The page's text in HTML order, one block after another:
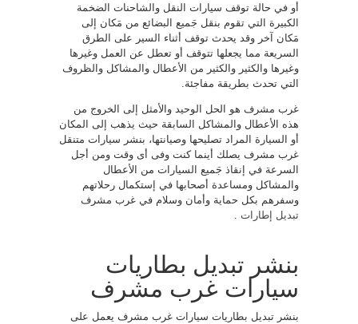
أو في حالة توقف سيارات النقل والشاحنات الضخمة
الكبيرة التي تقوم بنقل جَميع البضائع من مَكان إلى
مَكان آخر وقد يحدث توقف أثناء السير على الطرق
السريعة مما يجعلها تتوقف أو تعطل عن العمل وغيرها
وغيرها والكثير والكثير من الأعطال والمشاكل والظروف
التي تحدث بطريقة مفاجئة.
غرب مشرف هو الحل الوحيد والأمثل إلى الخروج من
هذه الأعطال والمشاكل السابقة حيث يذهب إلى المكان
أو السيارة المراد تصليحها وصيانتها، بنشر سيارات متنقل
غرب مشرف يصلك أينما كنت وفى أى وقت ومن أجل
السرعة في إنقاذ جَميع السيارات من الأعطال
والمشاكل ومساعدة أصحابها في إستكمال رحلاتهم
وسفرهم بكل حماية وأمان وسلام في غرب مشرف
تبديل إطارات
بنشر تبديل بطاريات
سيارات غرب مشرف
بنشر تبديل بطاريات سيارات غرب مشرف يعمل على